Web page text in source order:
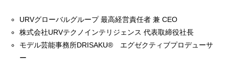
URVグローバルグループ 最高経営責任者 兼 CEO
株式会社URVテクノインテリジェンス 代表取締役社長
モデル芸能事務所DRISAKU®︎ エグゼクティブプロデューサ
ー